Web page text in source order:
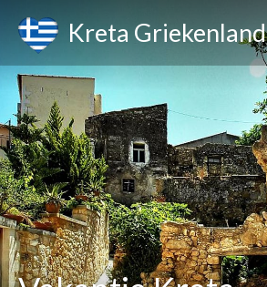
Kreta Griekenland